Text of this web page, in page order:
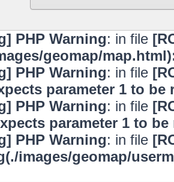
PHP Warning: in file
geomap/
PHP Warning: in file
parameter 1 to
PHP Warning: in file
parameter 1 to
PHP Warning: in file
images/geomap/